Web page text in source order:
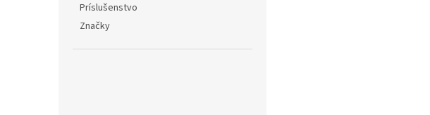
Príslušenstvo
Značky